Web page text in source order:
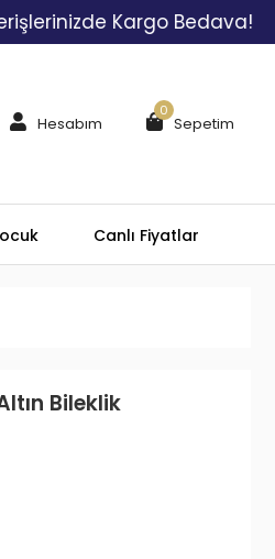
Kargo Bedava! Tüm
Hesabım Sepetim
0
Canlı Fiyatlar
Bileklik